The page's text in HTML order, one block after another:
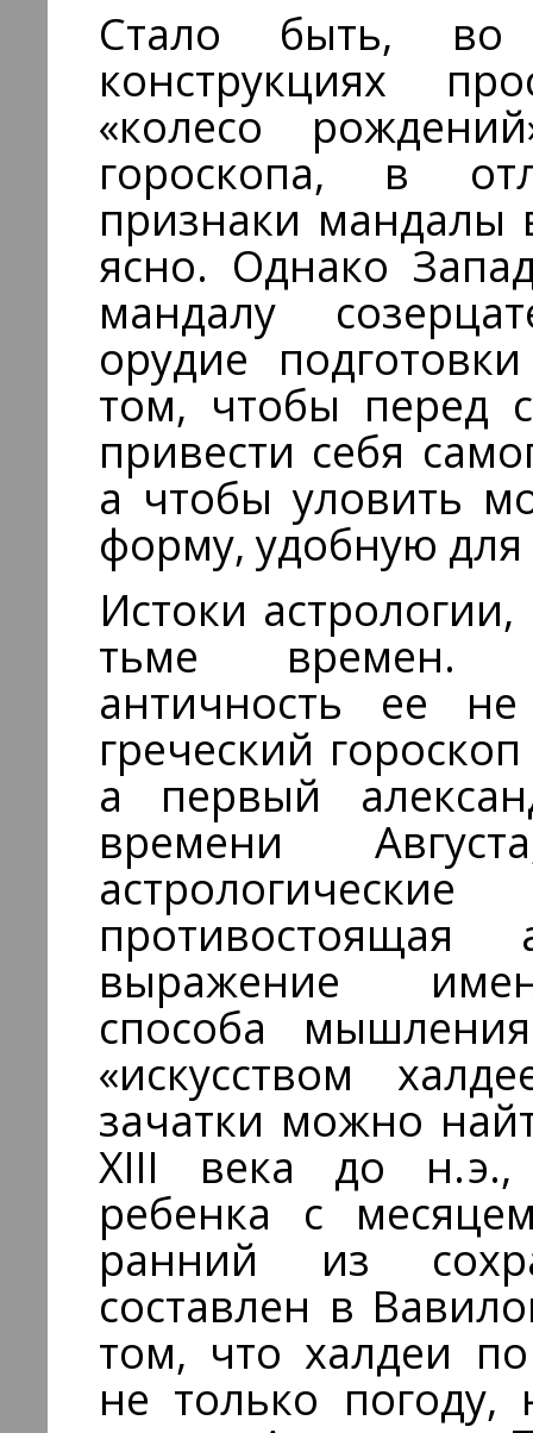
Стало быть, во
конструкциях
«колесо
гороскопа, в
признаки мандалы
ясно. Однако
мандалу
орудие
том, чтобы перед
привести себя
а чтобы уловить
форму, удобную
Истоки
тьме времен.
античность ее
греческий
а первый
времени
противостоящая
выражение
способа
«искусством
зачатки можно
XIII века до н.
ребенка с
ранний из
составлен в
том, что халдеи
не только